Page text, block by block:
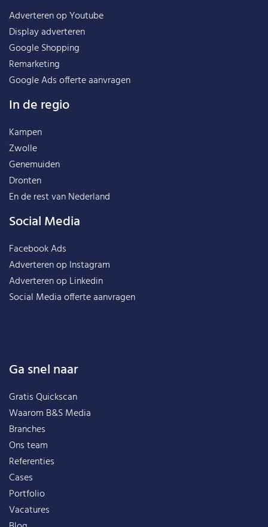
Adverteren op Youtube
Display adverteren
Google Shopping
Remarketing
Google Ads offerte aanvragen
In de regio
Kampen
Zwolle
Genemuiden
Dronten
En de rest vanNederland
Social Media
Facebook Ads
Adverteren op Instagram
Adverteren op Linkedin
Social Media offerte aanvragen
Ga snel naar
Gratis Quickscan
Waarom B&S Media
Branches
Ons team
Referenties
Cases
Portfolio
Vacatures